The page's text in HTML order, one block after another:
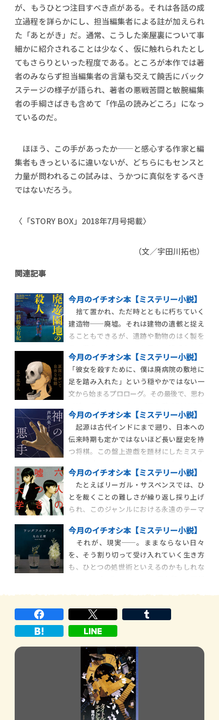
が、もうひとつ注目すべき点がある。それは各話の成
立過程を詳らかにし、担当編集者による註が加えられ
た「あとがき」だ。通常、こうした楽屋裏について事
細かに紹介されることは少なく、仮に触れられたとし
てもさらりといった程度である。ところが本作では著
者のみならず担当編集者の言葉も交えて饒舌にバック
ステージの様子が語られ、著者の悪戦苦闘と敏腕編集
者の手綱さばきも含めて「作品の読みどころ」になっ
ているのだ。
ほほう、この手があったか──と感心する作家と編
集者もきっといるに違いないが、どちらにもセンスと
力量が問われるこの試みは、うかつに真似をするべき
ではないだろう。
〈「STORY BOX」2018年7月号掲載〉
（文／宇田川拓也）
関連記事
今月のイチオシ本【ミステリー小説】
捨て置かれ、ただ時とともに朽ちていく
建造物──廃墟。それは建物の遺骸と捉え
ることもできるが、遺跡や動物のはく製を
らし、なぜか妙に心を惹きつける。この得
もいわれぬ退廃的な魅力の正体とは何なの
か。斜線堂有紀『廃遊園地の殺人』は、そ
の答えの一端を垣間見せてくれる長編本格
ミステリだ。
今月のイチオシ本【ミステリー小説】
「彼女を殺すために、僕は廃病院の敷地に
足を踏み入れた」という穏やかではない一
文から始まるプロローグ。その最後で、思わ
される。それを成したことで、なぜ「これ
で、彼女を殺せる」のか？ 五十嵐律人
『原因において自由な物語』は、年末の各
種ミステリランキングに軒並み挙げられる
など大いに話題を
今月のイチオシ本【ミステリー小説】
起源は古代インドにまで遡り、日本への
伝来時期も定かではないほど長い歴史を持
つ将棋。この盤上遊戯を題材にしたミステ
『神の悪手』は、これまでにない切り口と
広い視野を備え、たとえ将棋を識らずとも
一読唸ること請け合いの全五話からなる充
実の作品集だ。
今月のイチオシ本【ミステリー小説】
たとえばリーガル・サスペンスでは、ひ
とを裁くことの難しさが繰り返し採り上げ
られ、このジャンルにおける永遠のテーマ
易に割り切れない存在である「ひと」をは
かることに決して長けてはいない証左とい
えよう。けれど社会で生きていく限り、ひと
はひとからはかられ、評価づけされること
今月のイチオシ本【ミステリー小説】
それが、現実──。ままならない日々
を、そう割り切って受け入れていく生き方
も、ひとつの処世術といえるのかもしれな
複数のケースを提示し、ミステリの手法を
用いて読み手に、その〝なにか〟の一端を